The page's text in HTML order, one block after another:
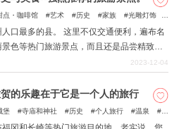
点・咖啡馆 艺术 历史 家族
光雕灯饰
口最多的县。 这里不仅交通便利，遍布名
色等热门旅游景点，而且还是品尝精致美
2023-12-04
贺的乐趣在于它是一个人的旅行
堡 寺庙和神社 历史 个人旅行 温泉